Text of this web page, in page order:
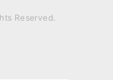
Reserved.